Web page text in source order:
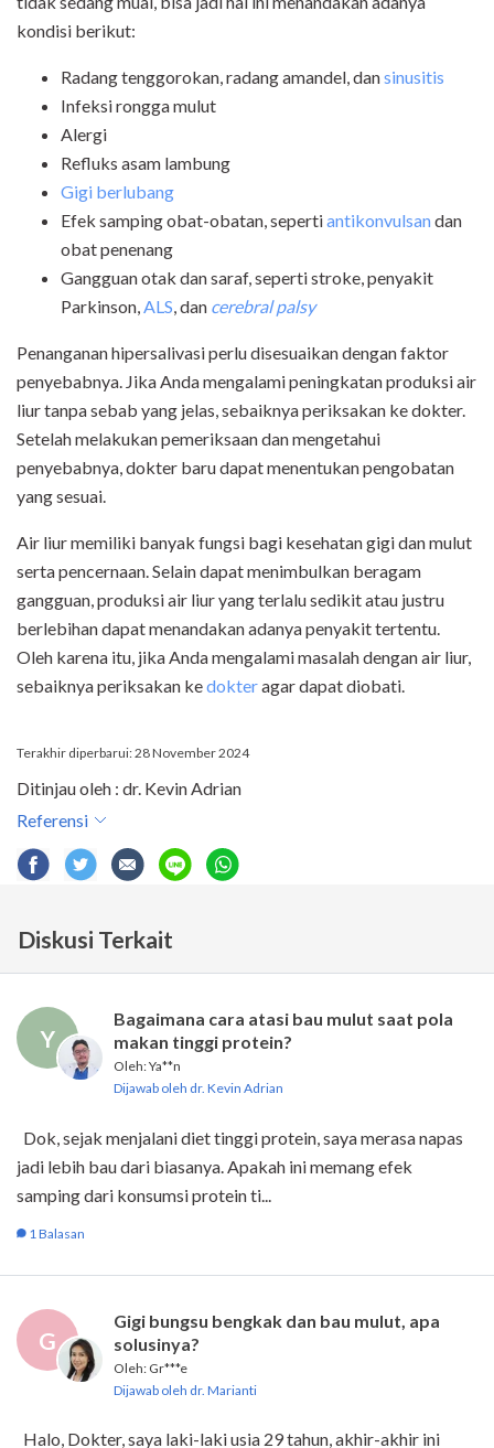
kondisi berikut:
Radang tenggorokan, radang amandel, dansinusitis
Infeksi rongga mulut
Alergi
Refluks asam lambung
Gigi berlubang
Efek samping obat-obatan, sepertiantikonvulsandan
obat penenang
Gangguan otak dan saraf, seperti stroke, penyakit
Parkinson,ALS, dan cerebral palsy
Penanganan hipersalivasi perlu disesuaikan dengan faktor
penyebabnya. Jika Anda mengalami peningkatan produksi air
liur tanpa sebab yang jelas, sebaiknya periksakan ke dokter.
Setelah melakukan pemeriksaan dan mengetahui
penyebabnya, dokter baru dapat menentukan pengobatan
yang sesuai.
Air liur memiliki banyak fungsi bagi kesehatan gigi dan mulut
serta pencernaan. Selain dapat menimbulkan beragam
gangguan, produksi air liur yang terlalu sedikit atau justru
berlebihan dapat menandakan adanya penyakit tertentu.
Oleh karena itu, jika Anda mengalami masalah dengan air liur,
sebaiknya periksakan kedokteragar dapat diobati.
Terakhir diperbarui: 28 November 2024